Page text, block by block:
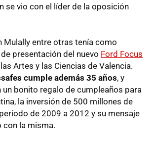
se vio con el líder de la oposición
Mulally entre otras tenía como
presentación del nuevo Ford Focus
Artes y las Ciencias de Valencia.
cumple además 35 años, y
un bonito regalo de cumpleaños para
la inversión de 500 millones de
de 2009 a 2012 y su mensaje
la misma.